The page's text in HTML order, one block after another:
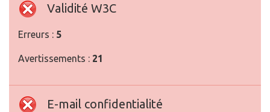
Validité W3C
Erreurs : 5
Avertissements : 21
E-mail confidentialité